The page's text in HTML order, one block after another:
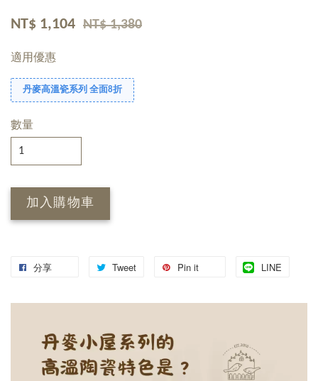
NT$ 1,104 NT$ 1,380
適用優惠
丹麥高溫瓷系列 全面8折
數量
加入購物車
分享 Tweet Pin it LINE